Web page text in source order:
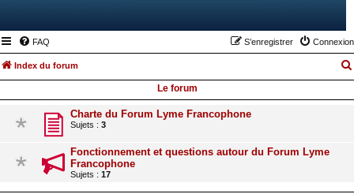
FAQ Connexion
S’enregistrer
Index du forum
Le forum
Charte du Forum Lyme Francophone
Sujets : 3
Fonctionnement et questions autour du Forum Lyme
Francophone
Sujets : 17